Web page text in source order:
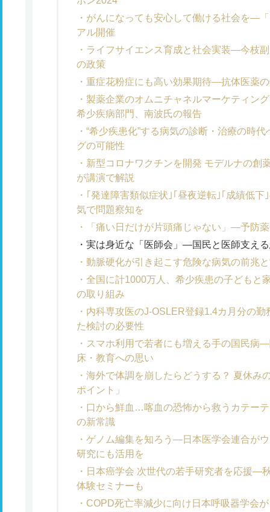
がんになっても安心して働ける社会を―
アル開催
ライフサイエンス育成と社会実装―今枝
の政策
重症花粉症にも高い効果期待―抗体医薬
製薬企業のオムニチャネルマーケティ
希少疾病部門、南波氏の報告
“希少疾患化”する病気の診断・治療の時
グの可能性
新型コロナワクチンを開発 モデルナの創
が講演で解説
｢発達障害類似症状｣｢昼夜逆転｣｢成績低
気で問題察知を
「痛い日だけが片頭痛じゃない」―予防
実は身近な「医師会」―国民と医師支え
動脈硬化が引き起こす危険な病気の前兆
全国に計1000万人、希少疾患の子どもと
の取り組み
内科専攻医のJ-OSLER登録1.4カ月分の
た検討の必要性
スマホ利用で若者にも増える手の国民病
床・教育への思い
海外で体調を崩したらどうする？ 夏休み
ポイント」
口から鮮血…喀血の恐怖から救うカテー
の新常識
ゲノム編集を知ろう―日本医学会連合が
研究にも活用を
日本癌学会 次世代の若手研究者を応援―
体験セミナーも
COPD死亡率減少に向け日本呼吸器学会